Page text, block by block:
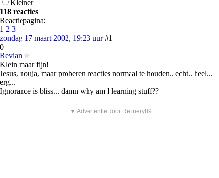
Kleiner
118 reacties
Reactiepagina:
1 2 3
zondag 17 maart 2002, 19:23 uur #1
0
Revian
Klein maar fijn!
Jesus, nouja, maar proberen reacties normaal te houden.. echt.. heel...
erg...
Ignorance is bliss... damn why am I learning stuff??
▼ Advertentie door Refinery89